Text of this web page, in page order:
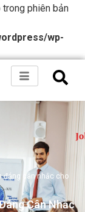
phiên bản
wp-
đáng cân nhắc cho
Cân Nhắc